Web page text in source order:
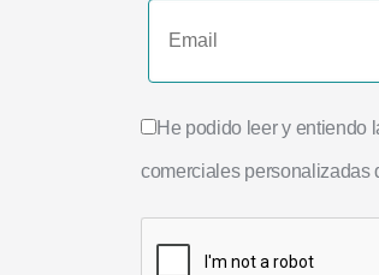
He podido leer y entiendo
comerciales personalizadas